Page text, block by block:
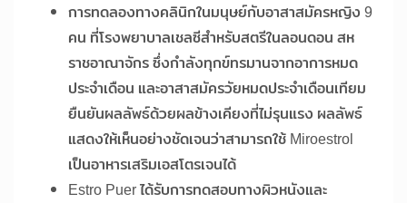
การทดลองทางคลินิกในมนุษย์กับอาสาสมัครหญิง 9
คน ที่โรงพยาบาลเชลซีสำหรับสตรีในลอนดอน สห
ราชอาณาจักร ซึ่งกำลังทุกข์ทรมานจากอาการหมด
ประจำเดือน และอาสาสมัครวัยหมดประจำเดือนเทียม
ยืนยันผลลัพธ์ด้วยผลข้างเคียงที่ไม่รุนแรง ผลลัพธ์
แสดงให้เห็นอย่างชัดเจนว่าสามารถใช้ Miroestrol
เป็นอาหารเสริมเอสโตรเจนได้
Estro Puer ได้รับการทดสอบทางผิวหนังและ